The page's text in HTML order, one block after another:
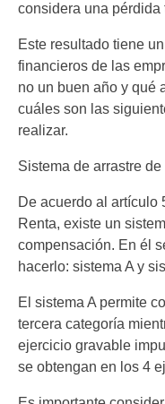
considera una pérdida
Este resultado tiene
financieros de las
no un buen año y qué
cuáles son las
realizar.
Sistema de arrastre
De acuerdo al artículo
Renta, existe un
compensación. En él
hacerlo: sistema A y
El sistema A permite
tercera categoría
ejercicio gravable
se obtengan en los 4